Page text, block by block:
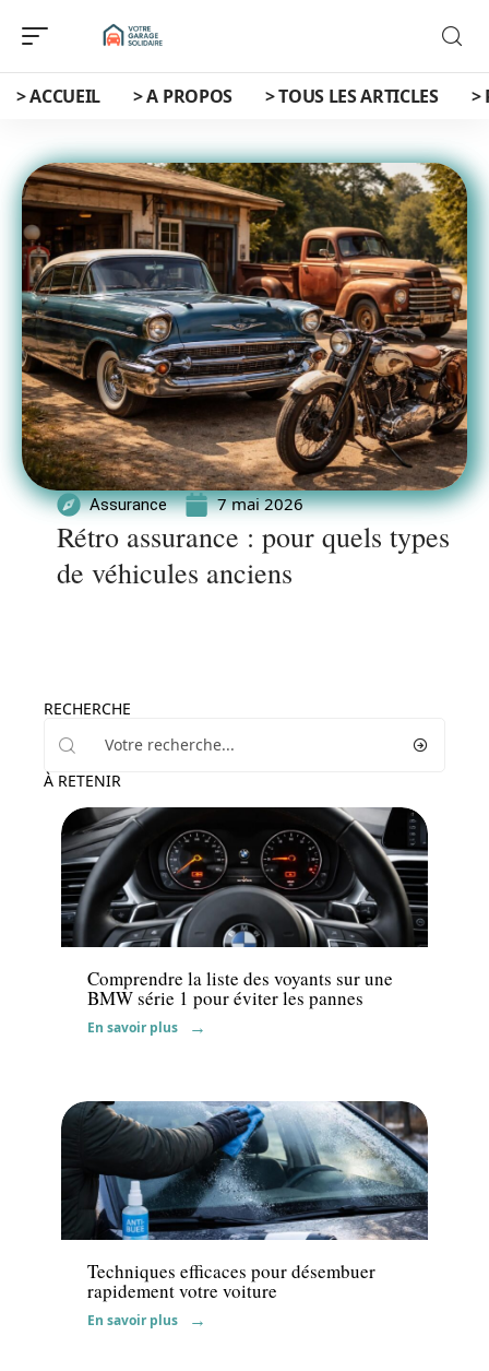
> ACCUEIL > A PROPOS > TOUS LES ARTICLES >
Assurance 7 mai 2026
Rétro assurance : pour quels types
de véhicules anciens
RECHERCHE
À RETENIR
Actu
Comprendre la liste des voyants sur une
BMW série 1 pour éviter les pannes
En savoir plus
Actu
Techniques efficaces pour désembuer
rapidement votre voiture
En savoir plus